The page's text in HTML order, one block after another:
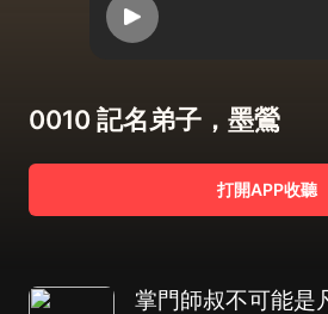
0010 記名弟子，墨鶯
打開APP收聽